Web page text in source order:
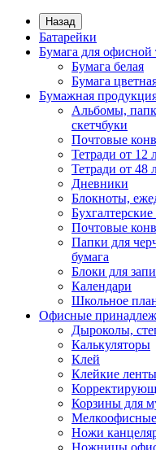
Назад
Батарейки
Бумага для офисной
Бумага белая
Бумага
Бумажная
Альбомы,
скетчбуки
Почтовые
Тетради от 12
Тетради от 48
Дневники
Блокноты,
Почтовые
Папки для
бумага
Блоки для
Календари
Школьное
Офисные
Дыроколы,
Калькуляторы
Клей
Клейкие
Корзины для
Ножи
Ножницы